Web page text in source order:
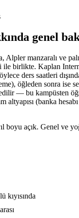
genel
Alpler manzaralı ve
birlikte. Kaplan
ders saatleri
öğleden sonra ise
— bu kampüsten
altyapısı (banka
boyu açık. Genel ve
kıyısında